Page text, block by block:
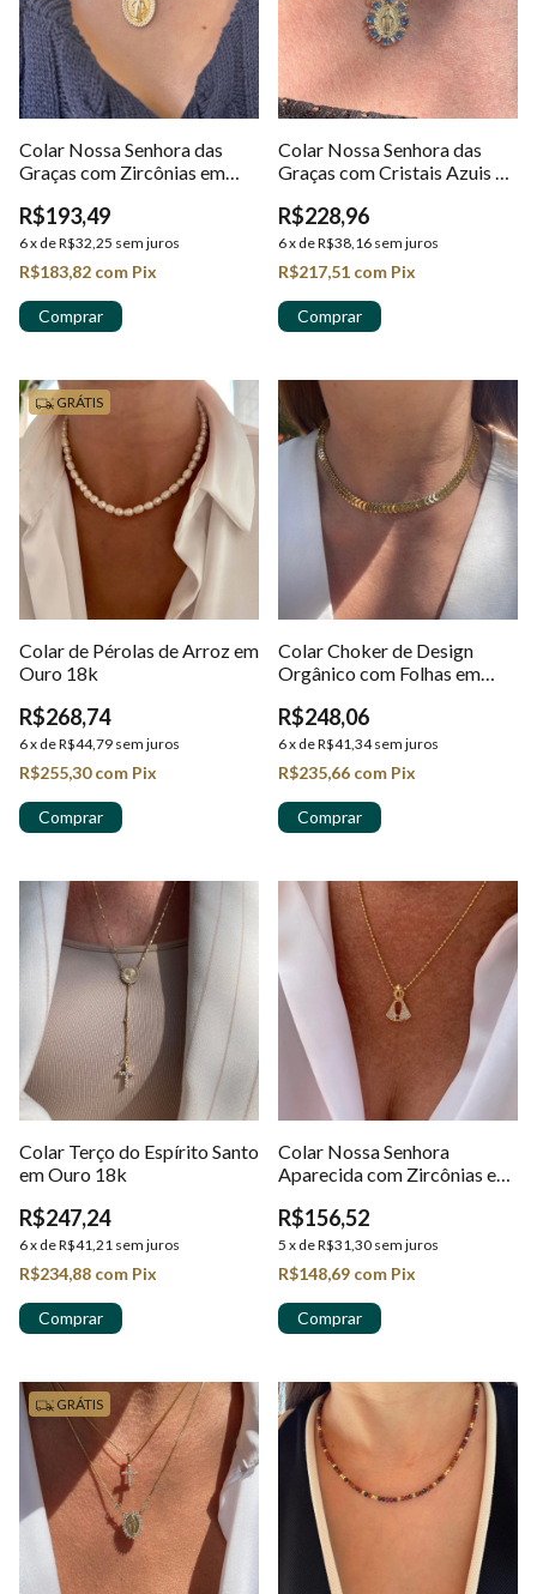
Colar Nossa Senhora das
Graças com Zircônias em
R$193,49
6x deR$32,25 sem juros
R$183,82 com Pix
Colar Nossa Senhora das
Graças com Cristais Azuis e
18k
R$228,96
6x deR$38,16 sem juros
R$217,51 com Pix
GRÁTIS
Colar de Pérolas de Arroz em
Ouro 18k
R$268,74
6x deR$44,79 sem juros
R$255,30com Pix
Colar Choker de Design
Orgânico com Folhas em
R$248,06
6x deR$41,34 sem juros
R$235,66 com Pix
Colar Terço do Espírito Santo
em Ouro 18k
R$247,24
6x deR$41,21 sem juros
R$234,88 com Pix
Colar Nossa Senhora
Aparecida com Zircônias em
R$156,52
5 x deR$31,30 sem juros
R$148,69 com Pix
GRÁTIS